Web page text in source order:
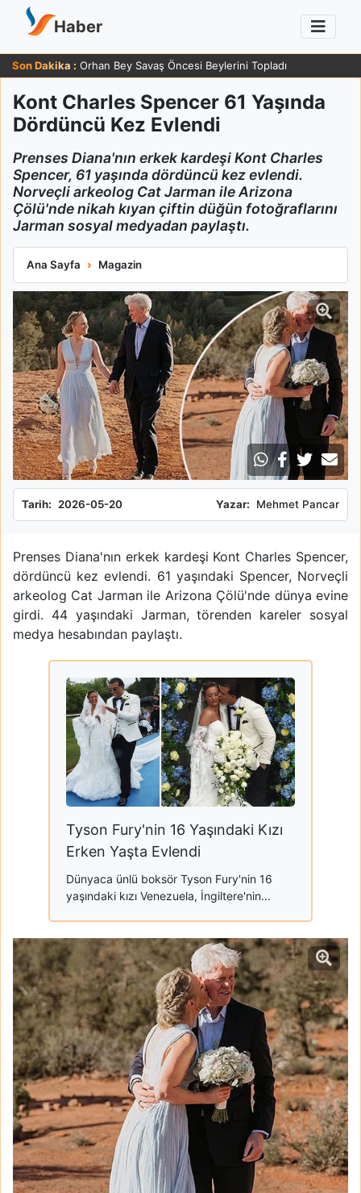
Haber
Son Dakika : Zafer Ergin 83 Yaşında Sağlığı Hakkında Güldüren Yanıt Verdi
Kont Charles Spencer 61 Yaşında
Dördüncü Kez Evlendi
Prenses Diana'nın erkek kardeşi Kont Charles
Spencer, 61 yaşında dördüncü kez evlendi.
Norveçli arkeolog Cat Jarman ile Arizona
Çölü'nde nikah kıyan çiftin düğün fotoğraflarını
Jarman sosyal medyadan paylaştı.
Ana Sayfa Magazin
Kont Charles Spencer 61 Yaşında Dördüncü Kez Evlendi
Tarih: 2026-05-20 Yazar: Mehmet Pancar
Prenses Diana'nın erkek kardeşi Kont Charles Spencer,
dördüncü kez evlendi. 61 yaşındaki Spencer, Norveçli
arkeolog Cat Jarman ile Arizona Çölü'nde dünya evine
girdi. 44 yaşındaki Jarman, törenden kareler sosyal
medya hesabından paylaştı.
Tyson Fury'nin 16 Yaşındaki Kızı
Erken Yaşta Evlendi
Dünyaca ünlü boksör Tyson Fury'nin 16
yaşındaki kızı Venezuela, İngiltere'nin...